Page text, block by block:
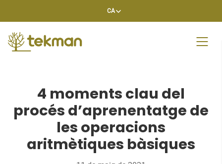
CA
4 moments clau del
procés d’aprenentatge de
les operacions
aritmètiques bàsiques